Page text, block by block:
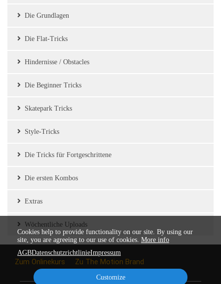
Die Grundlagen
Die Flat-Tricks
Hindernisse / Obstacles
Die Beginner Tricks
Skatepark Tricks
Style-Tricks
Die Tricks für Fortgeschrittene
Die ersten Kombos
Extras
Wöchentliche Uploads
Zum Onlinekurs Zu The Motion Brand
Cookies help to provide functionality on our site. By using our
site, you are agreeing to our use of cookies. More info
AGBDatenschutzrichtlinieImpressum
Customize